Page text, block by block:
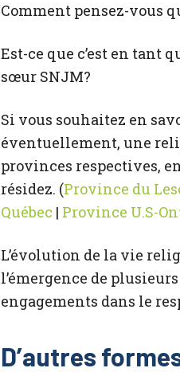
Comment pensez-vous
Est-ce que c’est en tant
sœur SNJM?
Si vous souhaitez en
éventuellement, une
provinces respectives,
résidez. (Province du
Québec | Province U.S-
L’évolution de la vie
l’émergence de
engagements dans le
D’autres